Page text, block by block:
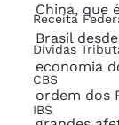
Receita
Dívidas
CBS
IBS
China, que
Brasil
economia
ordem dos